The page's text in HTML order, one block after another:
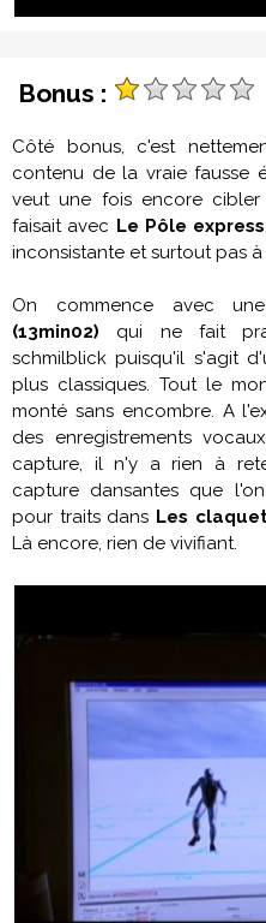
Bonus :
Côté bonus, c'est
contenu de la vraie fausse
veut une fois encore
faisait avec Le Pôle express
inconsistante et surtout pas
On commence avec
(13min02) qui ne fait
schmilblick puisqu'il s'agit
plus classiques. Tout le
monté sans encombre. A
des enregistrements
capture, il n'y a rien à
capture dansantes que
pour traits dans Les
Là encore, rien de vivifiant.